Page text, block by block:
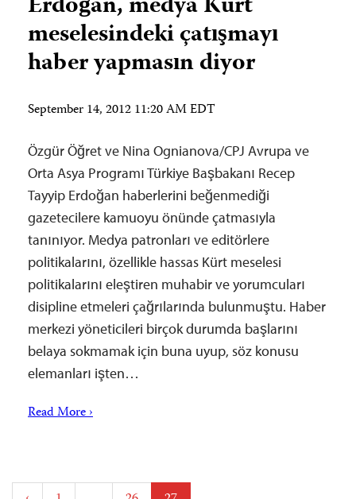
meselesindeki çatışmayı
haber yapmasın diyor
September 14, 2012 11:20 AM EDT
Özgür Öğret ve Nina Ognianova/CPJ Avrupa ve
Orta Asya Programı Türkiye Başbakanı Recep
Tayyip Erdoğan haberlerini beğenmediği
gazetecilere kamuoyu önünde çatmasıyla
tanınıyor. Medya patronları ve editörlere
politikalarını, özellikle hassas Kürt meselesi
politikalarını eleştiren muhabir ve yorumcuları
disipline etmeleri çağrılarında bulunmuştu. Haber
merkezi yöneticileri birçok durumda başlarını
belaya sokmamak için buna uyup, söz konusu
elemanları işten…
Read More ›
Posts